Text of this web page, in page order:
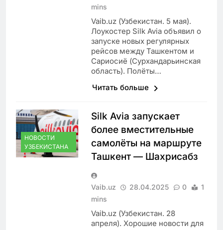
mins
Vaib.uz (Узбекистан. 5 мая).
Лоукостер Silk Avia объявил о
запуске новых регулярных
рейсов между Ташкентом и
Сариосиё (Сурхандарьинская
область). Полёты…
Читать больше
НОВОСТИ
УЗБЕКИСТАНА
Silk Avia запускает
более вместительные
самолёты на маршруте
Ташкент — Шахрисабз
Vaib.uz 28.04.2025 0
1
mins
Vaib.uz (Узбекистан. 28
апреля). Хорошие новости для